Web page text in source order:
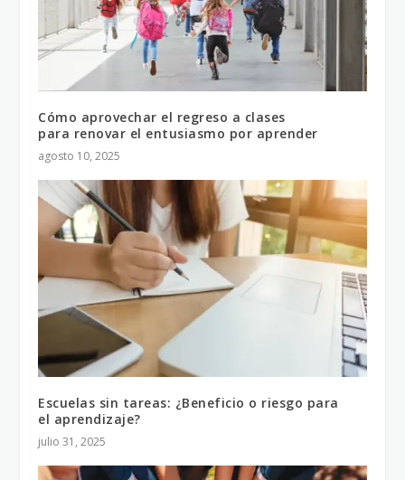
Cómo aprovechar el regreso a clases
para renovar el entusiasmo por aprender
agosto 10, 2025
Escuelas sin tareas: ¿Beneficio o riesgo para
el aprendizaje?
julio 31, 2025